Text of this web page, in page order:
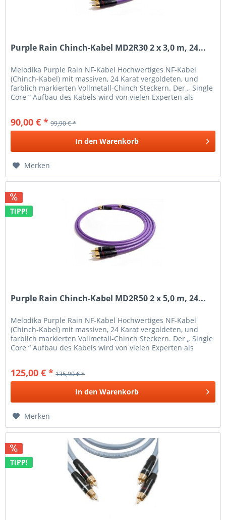
Purple Rain Chinch-Kabel MD2R30 2 x 3,0 m, 24...
Melodika Purple Rain NF-Kabel Hochwertiges NF-Kabel
(Chinch-Kabel) mit massiven, 24 Karat vergoldeten, und
farblich markierten Vollmetall-Chinch Steckern. Der „ Single
Core “ Aufbau des Kabels wird von vielen Experten als
90,00 € * 99,90 € *
In den Warenkorb
Merken
TIPP!
Purple Rain Chinch-Kabel MD2R50 2 x 5,0 m, 24...
Melodika Purple Rain NF-Kabel Hochwertiges NF-Kabel
(Chinch-Kabel) mit massiven, 24 Karat vergoldeten, und
farblich markierten Vollmetall-Chinch Steckern. Der „ Single
Core “ Aufbau des Kabels wird von vielen Experten als
125,00 € * 135,90 € *
In den Warenkorb
Merken
TIPP!